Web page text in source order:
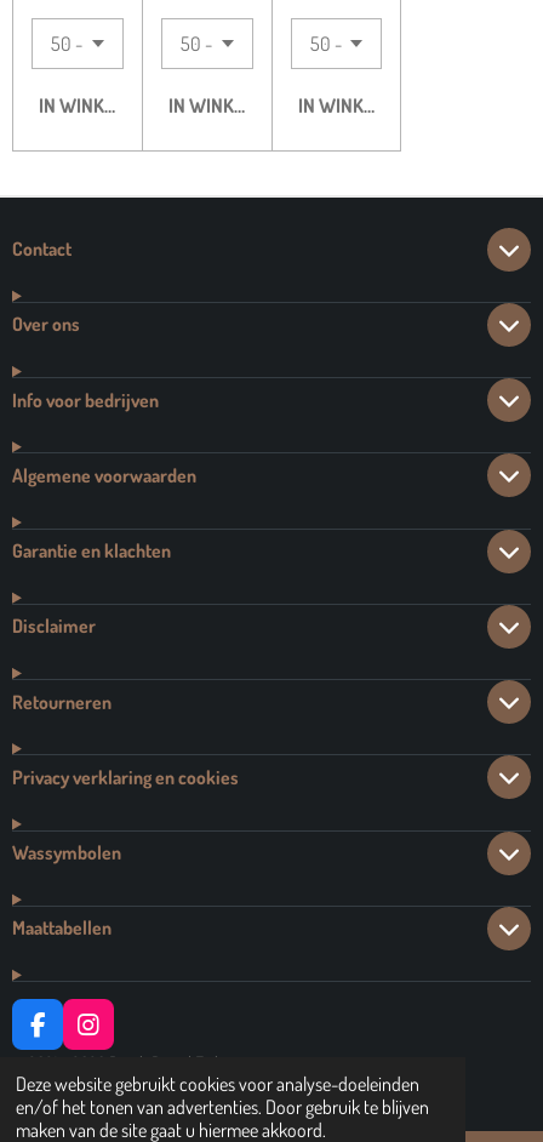
Deze website gebruikt cookies voor analyse-doeleinden
en/of het tonen van advertenties. Door gebruik te blijven
maken van de site gaat u hiermee akkoord.
IN WINKELWAGENIN WINKELWAGENIN WINKELWAGEN
Contact
Over ons
Info voor bedrijven
Algemene voorwaarden
Garantie en klachten
Disclaimer
Retourneren
Privacy verklaring en cookies
Wassymbolen
Maattabellen
F
A
C
E
B
I
N
S
T
A
© 2021 - 2026 Dutch Brand Fashion
Powered byJouwWeb